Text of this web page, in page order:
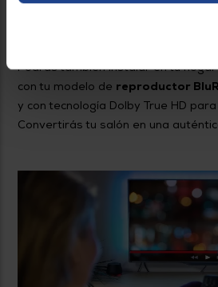
Podrás también instalar en tu
con tu modelo de reproductor
y con tecnología Dolby True HD
Convertirás tu salón en una